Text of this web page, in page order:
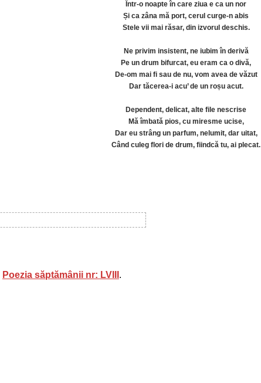
Într-o noapte în care ziua e ca un nor
Și ca zâna mă port, cerul curge-n abis
Stele vii mai răsar, din izvorul deschis.
Ne privim insistent, ne iubim în derivă
Pe un drum bifurcat, eu eram ca o divă,
De-om mai fi sau de nu, vom avea de văzut
Dar tăcerea-i acu’ de un roșu acut.
Dependent, delicat, alte file nescrise
Mă îmbată pios, cu miresme ucise,
Dar eu strâng un parfum, nelumit, dar uitat,
Când culeg flori de drum, fiindcă tu, ai plecat.
Poezia săptămânii nr: LVIII .